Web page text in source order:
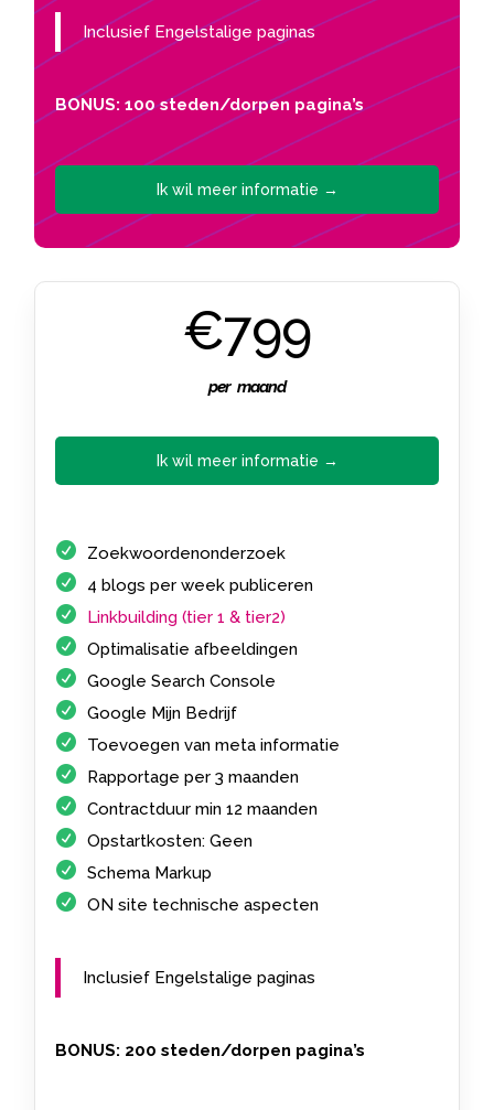
Inclusief Engelstalige paginas
BONUS: 100 steden/dorpen pagina’s
Ik wil meer informatie →
€799
per maand
Ik wil meer informatie →
Zoekwoordenonderzoek
4 blogs per week publiceren
Linkbuilding (tier 1 & tier2)
Optimalisatie afbeeldingen
Google Search Console
Google Mijn Bedrijf
Toevoegen van meta informatie
Rapportage per 3 maanden
Contractduur min 12 maanden
Opstartkosten: Geen
Schema Markup
ON site technische aspecten
Inclusief Engelstalige paginas
BONUS: 200 steden/dorpen pagina’s